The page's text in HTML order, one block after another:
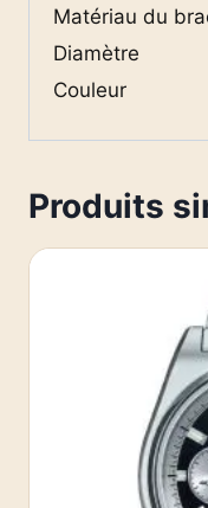
Matériau du
Diamètre
Couleur
Produits